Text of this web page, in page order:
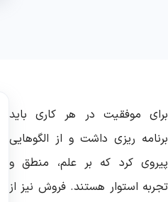
موفقیت در هر کاری باید
ریزی داشت و از الگوهایی
کرد که بر علم، منطق و
استوار هستند. فروش نیز از